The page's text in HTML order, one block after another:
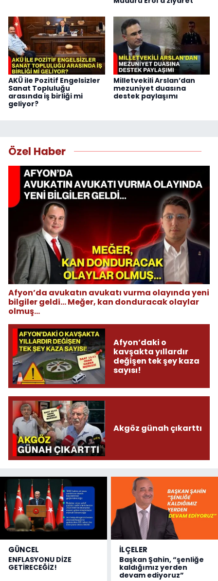
AKÜ ile Pozitif Engelsizler
Sanat Topluluğu
arasında iş birliği mi
geliyor?
Milletvekili Arslan’dan
mezuniyet duasına
destek paylaşımı
Özel Haber
Afyon’da avukatın avukatı vurma olayında yeni
bilgiler geldi... Meğer, kan donduracak olaylar
olmuş...
Afyon’daki o
kavşakta yıllardır
değişen tek şey kaza
sayısı!
Akgöz günah çıkarttı
GÜNCEL
ENFLASYONU DİZE
GETİRECEĞİZ!
İLÇELER
Başkan Şahin, “şenliğe
kaldığımız yerden
devam ediyoruz”